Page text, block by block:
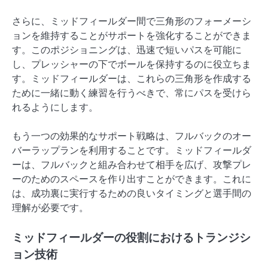
さらに、ミッドフィールダー間で三角形のフォーメーシ
ョンを維持することがサポートを強化することができま
す。このポジショニングは、迅速で短いパスを可能に
し、プレッシャーの下でボールを保持するのに役立ちま
す。ミッドフィールダーは、これらの三角形を作成する
ために一緒に動く練習を行うべきで、常にパスを受けら
れるようにします。
もう一つの効果的なサポート戦略は、フルバックのオー
バーラップランを利用することです。ミッドフィールダ
ーは、フルバックと組み合わせて相手を広げ、攻撃プレ
ーのためのスペースを作り出すことができます。これに
は、成功裏に実行するための良いタイミングと選手間の
理解が必要です。
ミッドフィールダーの役割におけるトランジシ
ョン技術